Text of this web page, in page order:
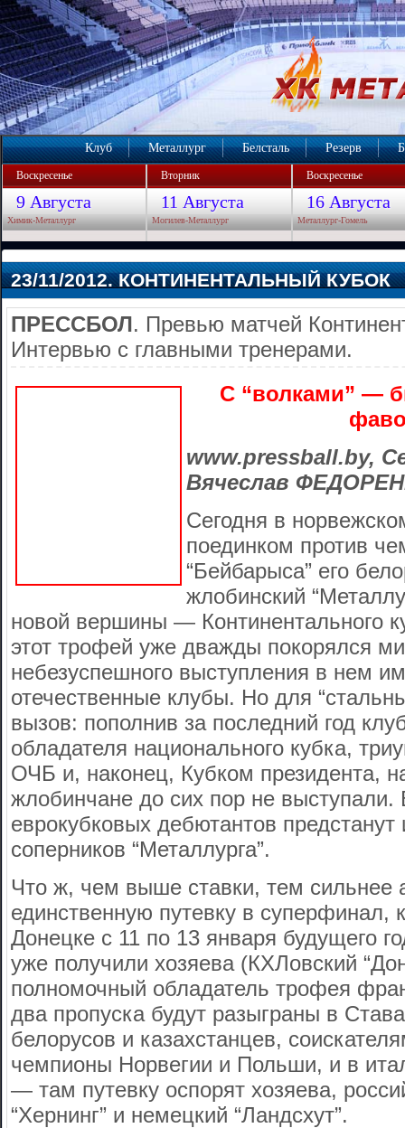
Клуб Металлург Белсталь Резерв
Воскресенье Вторник Воскресенье
9 Августа 11 Августа 16 Августа
Химик-Металлург Могилев-Металлург Металлург-Гомель
23/11/2012. КОНТИНЕНТАЛЬНЫЙ КУБОК
ПРЕССБОЛ. Превью матчей
Интервью с главными тренерами.
С “волками” —
www.pressball.by,
Вячеслав
Сегодня в
поединком против
“Бейбарыса” его
жлобинский
новой вершины — Континентального
этот трофей уже дважды покорялся
небезуспешного выступления в нем
отечественные клубы. Но для
вызов: пополнив за последний год
обладателя национального кубка,
ОЧБ и, наконец, Кубком президента,
жлобинчане до сих пор не
еврокубковых дебютантов предстанут
соперников “Металлурга”.
Что ж, чем выше ставки, тем сильнее
единственную путевку в суперфинал,
Донецке с 11 по 13 января будущего
уже получили хозяева (КХЛовский
полномочный обладатель трофея
два пропуска будут разыграны в
белорусов и казахстанцев,
чемпионы Норвегии и Польши, и в
— там путевку оспорят хозяева,
“Хернинг” и немецкий “Ландсхут”.